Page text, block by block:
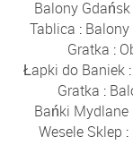
Balony Gdańsk
Tablica :
Gratka :
Łapki do Baniek:
Gratka :
Bańki Mydlane
Wesele Sklep :